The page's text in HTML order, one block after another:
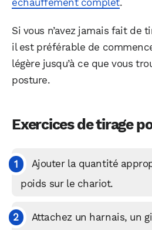
Si vous n’avez jamais fait de
il est préférable de
légère jusqu’à ce que vous
posture.
Exercices de tirage
Ajouter la quantité
poids sur le chariot.
Attachez un harnais, un